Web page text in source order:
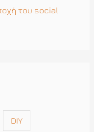
του social
DIY